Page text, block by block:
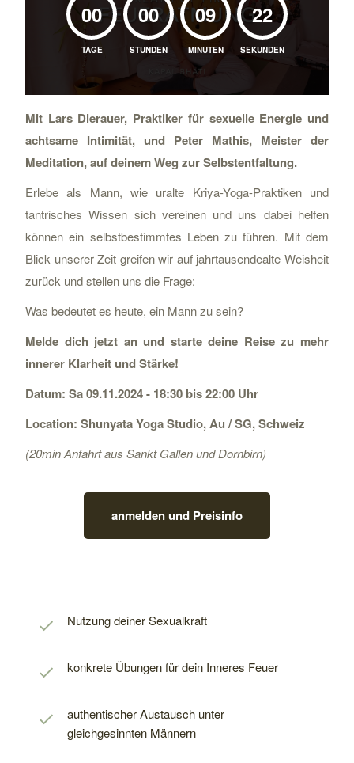
00
TAGE
00
STUNDEN
09
MINUTEN
21
SEKUNDEN
Mit Lars Dierauer, Praktiker für sexuelle Energie und
achtsame Intimität, und Peter Mathis, Meister der
Meditation, auf deinem Weg zur Selbstentfaltung.
Erlebe als Mann, wie uralte Kriya-Yoga-Praktiken und
tantrisches Wissen sich vereinen und uns dabei helfen
können ein selbstbestimmtes Leben zu führen. Mit dem
Blick unserer Zeit greifen wir auf jahrtausendealte Weisheit
zurück und stellen uns die Frage:
Was bedeutet es heute, ein Mann zu sein?
Melde dich jetzt an und starte deine Reise zu mehr
innerer Klarheit und Stärke!
Datum: Sa 09.11.2024 - 18:30 bis 22:00 Uhr
Location: Shunyata Yoga Studio, Au / SG, Schweiz
(20min Anfahrt aus Sankt Gallen und Dornbirn)
anmelden und Preisinfo
Nutzung deiner Sexualkraft
konkrete Übungen für dein Inneres Feuer
authentischer Austausch unter
gleichgesinnten Männern